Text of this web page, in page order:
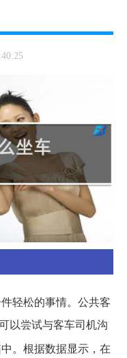
轻松的事情。公共客
以尝试与客车司机沟
。根据数据显示，在